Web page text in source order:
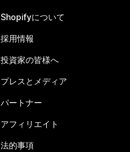
Shopifyについて
採用情報
投資家の皆様へ
プレスとメディア
パートナー
アフィリエイト
法的事項